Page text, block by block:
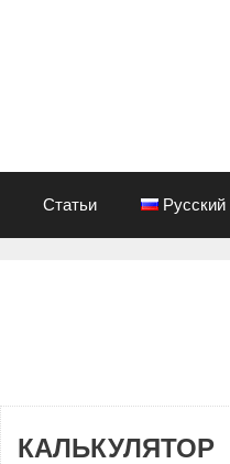
Статьи Русский
КАЛЬКУЛЯТОР